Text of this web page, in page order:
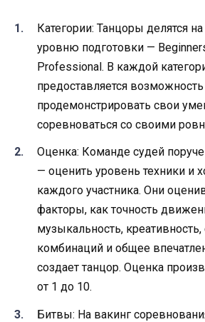
Категории: Танцоры делятся
уровню подготовки —
Professional. В каждой
предоставляется возможность
продемонстрировать свои
соревноваться со своими
Оценка: Команде судей
— оценить уровень техники и
каждого участника. Они
факторы, как точность
музыкальность,
комбинаций и общее
создает танцор. Оценка
от 1 до 10.
Битвы: На вакинг